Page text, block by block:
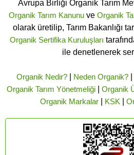
Avrupa Birliği Organik Tarım
Organik Tarım Kanunu ve Organik
olarak üretilip, Tarım Bakanlığı
Organik Sertifika Kuruluşları
ile denetlenerek
Organik Nedir?| Neden Organik?|
Organik Tarım Yönetmeliği| Organik
Organik Markalar| KSK